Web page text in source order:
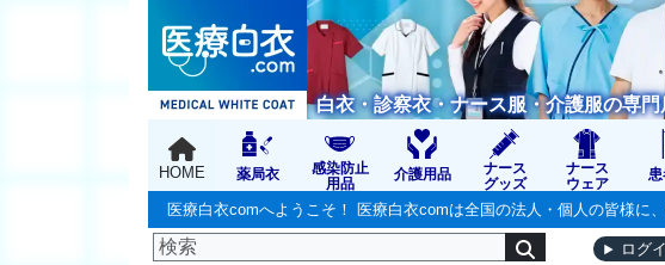
白衣・診察衣・ナース服・介護服の専門
HOME 薬局衣
感染防止
用品
介護用品
ナース
グッズ
ナース
ウェア
医療白衣comへようこそ！ 医療白衣comは全国の法人・個人の皆様に
ログ